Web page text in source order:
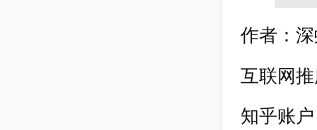
作者：
互联网
知乎账